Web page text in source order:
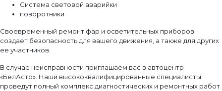
Система световой аварийки
поворотники
Своевременный ремонт фар и осветительных приборов
создает безопасность для вашего движения, а также для других
ее участников.
В случае неисправности приглашаем вас в автоцентр
«БелАстр». Наши высококвалифицированные специалисты
проведут полный комплекс диагностических и ремонтных работ